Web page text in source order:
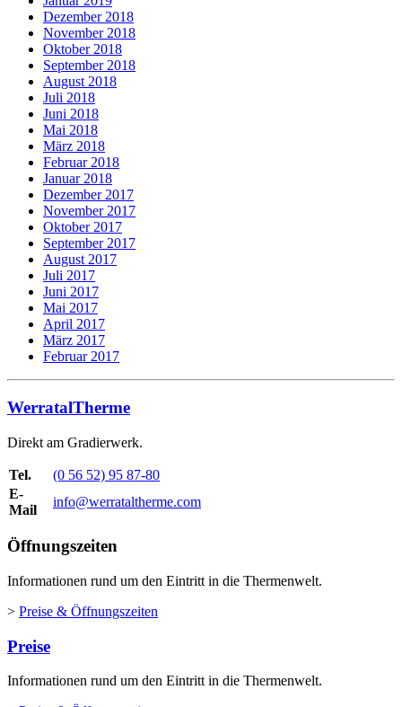
Dezember 2018
November 2018
Oktober 2018
September 2018
August 2018
Juli 2018
Juni 2018
Mai 2018
März 2018
Februar 2018
Januar 2018
Dezember 2017
November 2017
Oktober 2017
September 2017
August 2017
Juli 2017
Juni 2017
Mai 2017
April 2017
März 2017
Februar 2017
WerratalTherme
Direkt am Gradierwerk.
Tel.
(0 56 52) 95 87-80
E-
Mail
info@werrataltherme.com
Öffnungszeiten
Informationen rund um den Eintritt in die Thermenwelt.
> Preise & Öffnungszeiten
Preise
Informationen rund um den Eintritt in die Thermenwelt.